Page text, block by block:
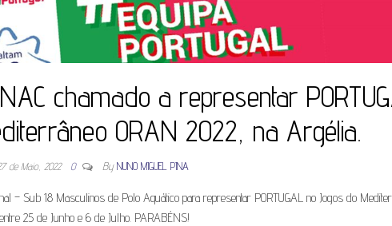
chamado a representar
ORAN 2022, na Argélia.
de Maio, 2022 0 By NUNO MIGUEL PINA
– Sub 18 Masculinos de Polo Aquático para representar PORTUGAL no Jogos do
25 de Junho e 6 de Julho. PARABÉNS!